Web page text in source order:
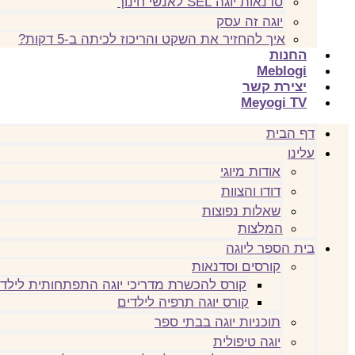
יוגה זה עסק
איך להחזיר את השקט והריכוז לכיתה ב-5 דקות?
החנות
Meblogi
יצירת קשר
Meyogi TV
דף הבית
עלינו
אודות מיוגי
דודו והצוות
שאלות נפוצות
המלצות
בית הספר ליוגה
קורסים וסדנאות
קורס להכשרת מדריכי יוגה התפתחותית
קורס יוגה תרפיה לילדים
תוכניות יוגה בבתי ספר
יוגה טיפולית